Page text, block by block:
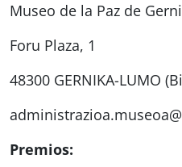
Museo de la Paz de
Foru Plaza, 1
48300 GERNIKA-LUMO
Premios: